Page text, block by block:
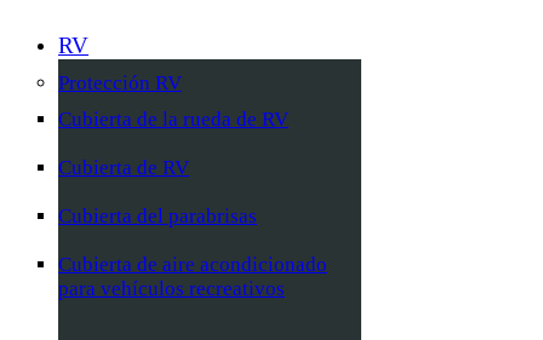
RV
Protección RV
Cubierta de la rueda de RV
Cubierta de RV
Cubierta del parabrisas
Cubierta de aire acondicionado
para vehículos recreativos